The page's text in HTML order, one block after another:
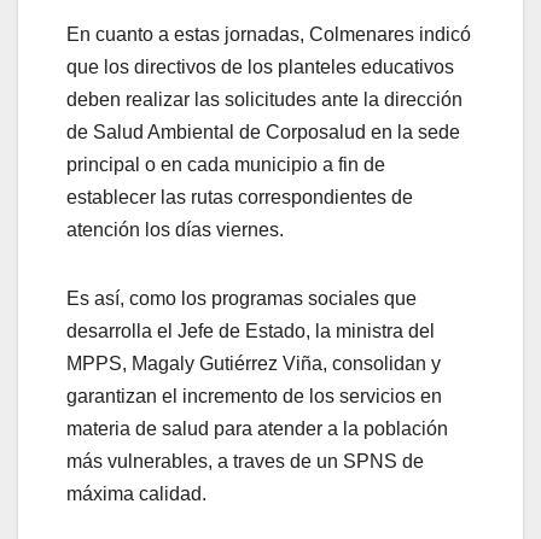
En cuanto a estas jornadas, Colmenares indicó
que los directivos de los planteles educativos
deben realizar las solicitudes ante la dirección
de Salud Ambiental de Corposalud en la sede
principal o en cada municipio a fin de
establecer las rutas correspondientes de
atención los días viernes.
Es así, como los programas sociales que
desarrolla el Jefe de Estado, la ministra del
MPPS, Magaly Gutiérrez Viña, consolidan y
garantizan el incremento de los servicios en
materia de salud para atender a la población
más vulnerables, a traves de un SPNS de
máxima calidad.